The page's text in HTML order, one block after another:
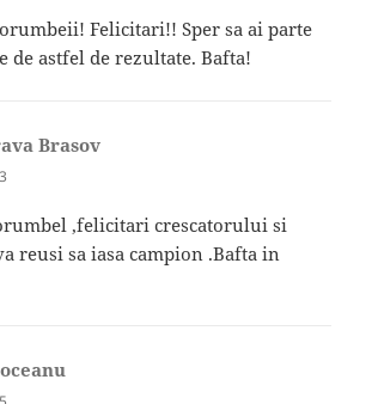
Felicitari!! Sper sa ai parte
de astfel de rezultate. Bafta!
Brasov
,felicitari crescatorului si
reusi sa iasa campion .Bafta in